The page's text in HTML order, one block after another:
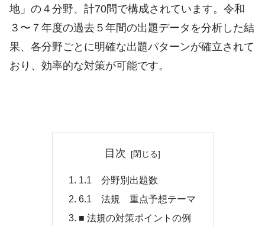
地」の４分野、計70問で構成されています。令和
３〜７年度の過去５年間の出題データを分析した結
果、各分野ごとに明確な出題パターンが確立されて
おり、効率的な対策が可能です。
目次
1.1 分野別出題数
6.1 法規 重点予想テーマ
■ 法規の対策ポイントの例